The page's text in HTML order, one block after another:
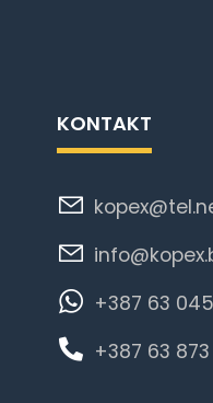
KONTAKT
+387 63 045
+387 63